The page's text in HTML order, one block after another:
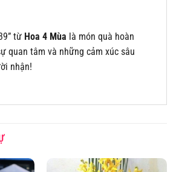
từ Hoa 4 Mùa là món quà hoàn
quan tâm và những cảm xúc sâu
nhận!